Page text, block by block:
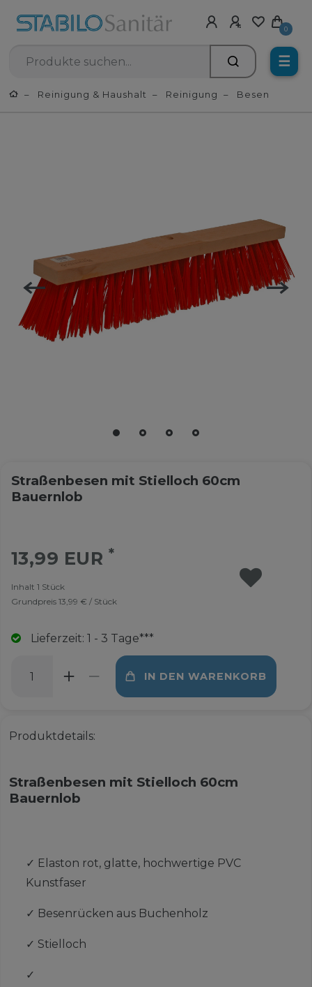
0
☰
Reinigung & Haushalt Reinigung Besen
Straßenbesen mit Stielloch 60cm
Bauernlob
13,99 EUR *
Inhalt 1 Stück
Grundpreis 13,99 € / Stück
Lieferzeit: 1 - 3 Tage***
IN DEN WARENKORB
Produktdetails:
Straßenbesen mit Stielloch 60cm
Bauernlob
✓ Elaston rot, glatte, hochwertige PVC
Kunstfaser
✓ Besenrücken aus Buchenholz
✓ Stielloch
✓